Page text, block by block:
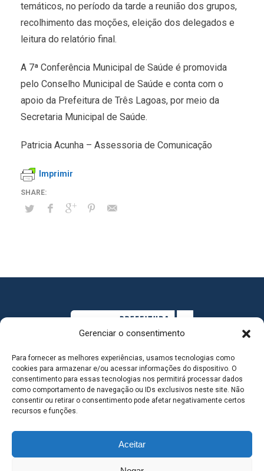
Gerenciar o consentimento
Para fornecer as melhores experiências, usamos tecnologias como
cookies para armazenar e/ou acessar informações do dispositivo. O
consentimento para essas tecnologias nos permitirá processar dados
como comportamento de navegação ou IDs exclusivos neste site. Não
consentir ou retirar o consentimento pode afetar negativamente certos
recursos e funções.
Aceitar
temáticos, no período da tarde a reunião dos grupos,
recolhimento das moções, eleição dos delegados e
leitura do relatório final.
A 7ª Conferência Municipal de Saúde é promovida
pelo Conselho Municipal de Saúde e conta com o
apoio da Prefeitura de Três Lagoas, por meio da
Secretaria Municipal de Saúde.
Patricia Acunha – Assessoria de Comunicação
Imprimir
MAPA DO SITE